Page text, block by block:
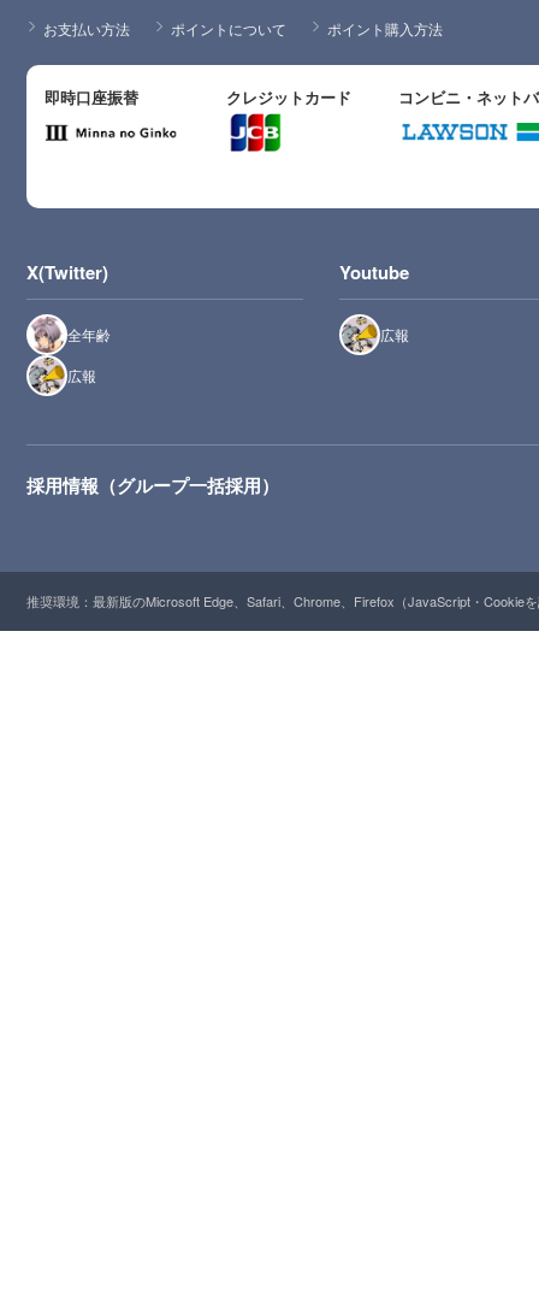
お支払い方法 ポイントについて ポイント購入方法
即時口座振替 クレジットカード コンビニ・ネット
X(Twitter)
全年齢
広報
Youtube
広報
採用情報（グループ一括採用）
推奨環境：最新版のMicrosoft Edge、Safari、Chrome、Firefox（JavaScript・Cookie